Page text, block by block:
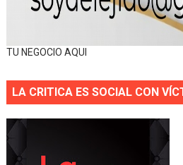
TU NEGOCIO AQUI
LA CRITICA ES SOCIAL CON